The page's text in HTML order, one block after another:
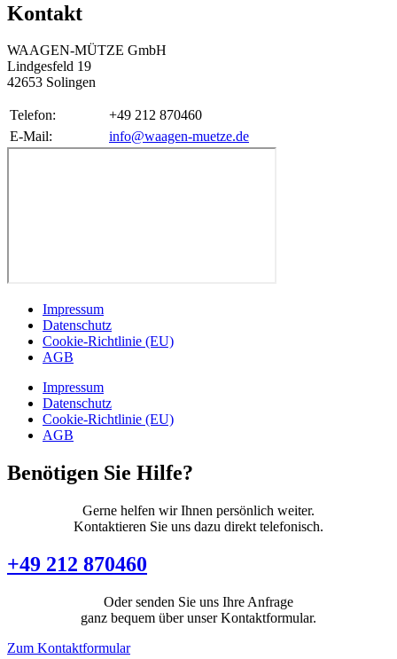
Kontakt
WAAGEN-MÜTZE GmbH
Lindgesfeld 19
42653 Solingen
Telefon:
+49 212 870460
E-Mail:
info@waagen-muetze.de
Impressum
Datenschutz
Cookie-Richtlinie (EU)
AGB
Impressum
Datenschutz
Cookie-Richtlinie (EU)
AGB
Benötigen Sie Hilfe?
Gerne helfen wir Ihnen persönlich weiter.
Kontaktieren Sie uns dazu direkt telefonisch.
+49 212 870460
Oder senden Sie uns Ihre Anfrage
ganz bequem über unser Kontaktformular.
Zum Kontaktformular